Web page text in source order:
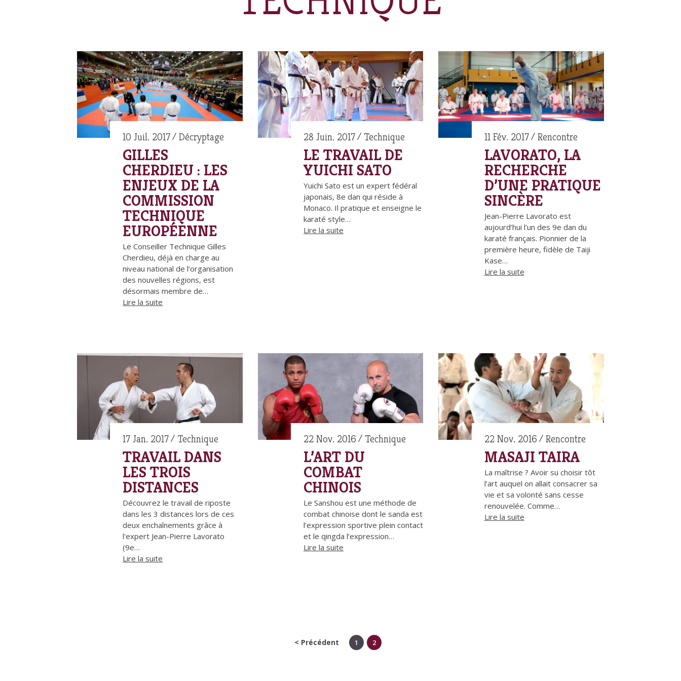
10 Juil. 2017 Décryptage
GILLES
CHERDIEU : LES
ENJEUX DE LA
COMMISSION
TECHNIQUE
EUROPÉENNE
Le Conseiller Technique Gilles
Cherdieu, déjà en charge au
niveau national de l’organisation
des nouvelles régions, est
désormais membre de…
Lire la suite
28 Juin. 2017 Technique
LE TRAVAIL DE
YUICHI SATO
Yuichi Sato est un expert fédéral
japonais, 8e dan qui réside à
Monaco. Il pratique et enseigne le
karaté style…
Lire la suite
11 Fév. 2017 Rencontre
LAVORATO, LA
RECHERCHE
D’UNE PRATIQUE
SINCÈRE
Jean-Pierre Lavorato est
aujourd’hui l’un des 9e dan du
karaté français. Pionnier de la
première heure, fidèle de Taiji
Kase…
Lire la suite
17 Jan. 2017 Technique
TRAVAIL DANS
LES TROIS
DISTANCES
Découvrez le travail de riposte
dans les 3 distances lors de ces
deux enchaînements grâce à
l'expert Jean-Pierre Lavorato
(9e…
Lire la suite
22 Nov. 2016 Technique
L’ART DU
COMBAT
CHINOIS
Le Sanshou est une méthode de
combat chinoise dont le sanda est
l’expression sportive plein contact
et le qingda l’expression…
Lire la suite
22 Nov. 2016 Rencontre
MASAJI TAIRA
La maîtrise ? Avoir su choisir tôt
l’art auquel on allait consacrer sa
vie et sa volonté sans cesse
renouvelée. Comme…
Lire la suite
< Précédent 1 2